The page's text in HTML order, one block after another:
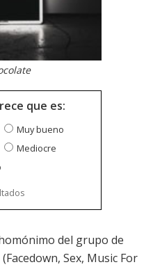
que es:
Muy bueno
Mediocre
del grupo de
Sex, Music For